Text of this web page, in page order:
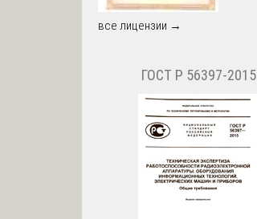
все лицензии →
ГОСТ Р 56397-2015